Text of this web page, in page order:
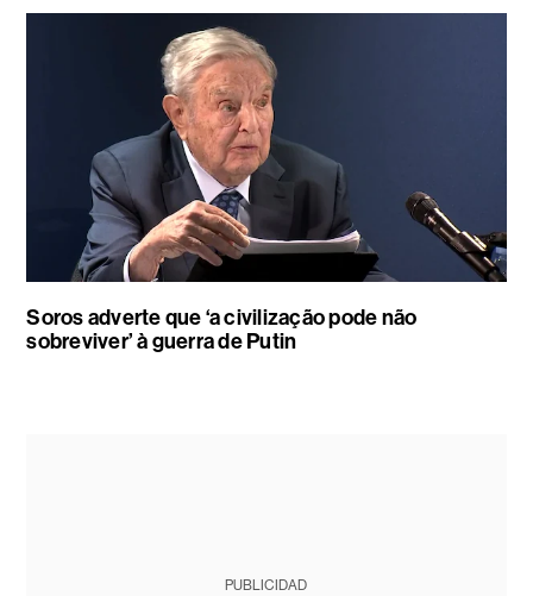
Soros adverte que ‘a civilização pode não
sobreviver’ à guerra de Putin
PUBLICIDAD